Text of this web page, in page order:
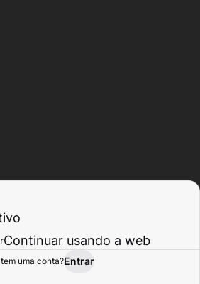
Atividade
Continuar usando a web
uma conta?Entrar